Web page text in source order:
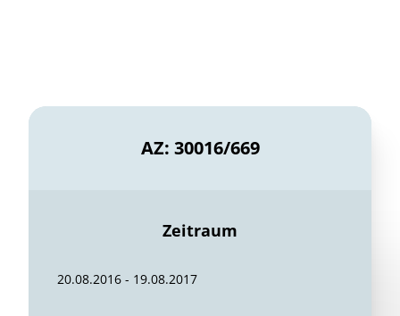
AZ: 30016/669
Zeitraum
20.08.2016 - 19.08.2017